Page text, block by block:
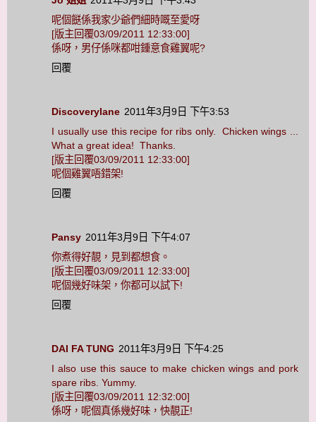
呢個餸係我家少爺們細時嘅至愛呀
[版主回覆03/09/2011 12:33:00]
係呀，男仔係咪都咁鍾意食雞翼呢?
回覆
Discoverylane 2011年3月9日 下午3:53
I usually use this recipe for ribs only. Chicken wings ...
What a great idea! Thanks.
[版主回覆03/09/2011 12:33:00]
呢個雞翼唔錯架!
回覆
Pansy 2011年3月9日 下午4:07
你煮得好靚，見到都想食。
[版主回覆03/09/2011 12:33:00]
呢個幾好味架，你都可以試下!
回覆
DAI FA TUNG 2011年3月9日 下午4:25
I also use this sauce to make chicken wings and pork
spare ribs. Yummy.
[版主回覆03/09/2011 12:32:00]
係呀，呢個真係幾好味，快靚正!